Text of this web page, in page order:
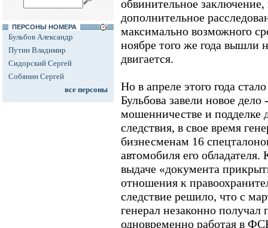
ПЕРСОНЫ НОМЕРА
Бульбов Александр
Путин Владимир
Сидорский Сергей
Собянин Сергей
все персоны
обвинительное
дополнительное
максимально возможного
ноябре того же года вышли
двигается.
Но в апреле этого года
Бульбова завели новое
мошенничестве и подделке
следствия, в свое время
бизнесменам 16
автомобиля его обладателя.
выдаче «документа
отношения к
следствие решило, что с
генерал незаконно
одновременно работая в